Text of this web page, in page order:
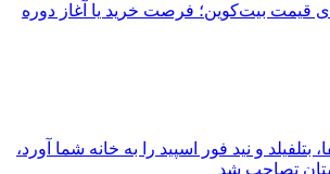
درصدی قیمت بیت‌کوین؛ فرصت خرید یا آغاز دوره
بتلفیلد و نید فور اسپید را به خانه شما آورد،
تصاحب شد